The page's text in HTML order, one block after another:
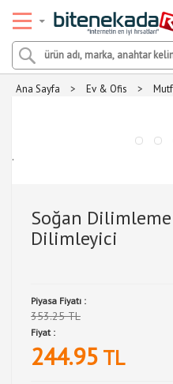
Ana Sayfa > Ev & Ofis >
.
Soğan Dilimleme
Dilimleyici
Piyasa Fiyatı :
353.25 TL
Fiyat :
244.95 TL